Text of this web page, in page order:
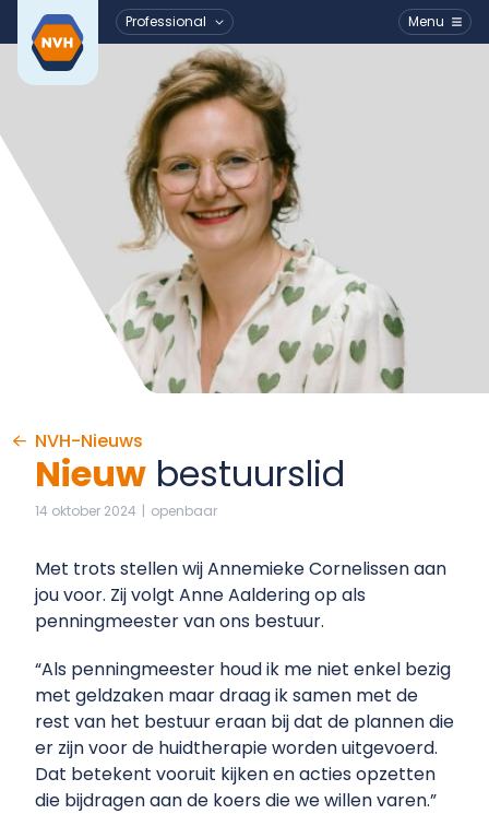
Ga naar de inhoud
Professional Menu
NVH-Nieuws
Nieuw bestuurslid
14 oktober 2024 | openbaar
Met trots stellen wij Annemieke Cornelissen aan
jou voor. Zij volgt Anne Aaldering op als
penningmeester van ons bestuur.
“Als penningmeester houd ik me niet enkel bezig
met geldzaken maar draag ik samen met de
rest van het bestuur eraan bij dat de plannen die
er zijn voor de huidtherapie worden uitgevoerd.
Dat betekent vooruit kijken en acties opzetten
die bijdragen aan de koers die we willen varen.”